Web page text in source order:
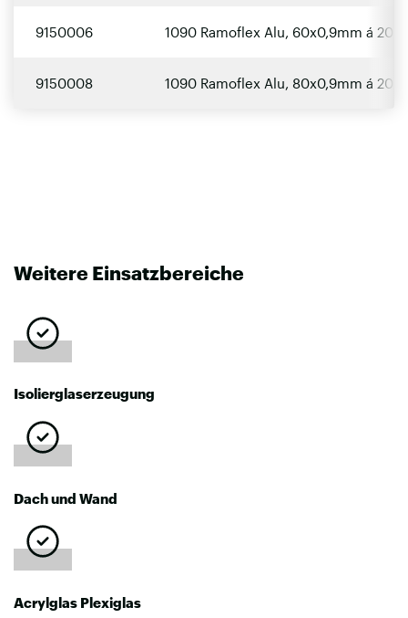
9150006 1090 Ramoflex Alu, 60x0,9mm á 20
9150008 1090 Ramoflex Alu, 80x0,9mm á 20
Weitere Einsatzbereiche
Isolierglaserzeugung
Dach und Wand
Acrylglas Plexiglas